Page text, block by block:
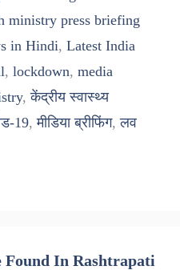
ministry press briefing
in Hindi, Latest India
, lockdown, media
,केंद्रीय स्वास्थ्य
19,मीडिया ब्रीफिंग,लव
Found In Rashtrapati